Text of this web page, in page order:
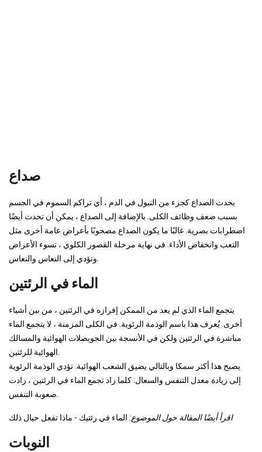
صداع
يحدث الصداع كجزء من التبول في الدم ، أي تراكم السموم في الجسم
بسبب ضعف وظائف الكلى. بالإضافة إلى الصداع ، يمكن أن تحدث أيضًا
اضطرابات بصرية. غالبًا ما يكون الصداع مصحوبًا بأعراض عامة أخرى مثل
التعب وانخفاض الأداء. في نهاية مرحلة القصور الكلوي ، تسوء الأعراض
الماء في الرئتين
يتجمع الماء الذي لم يعد من الممكن إفرازه في الرئتين ، من بين أشياء
أخرى. يُعرف هذا باسم الوذمة الرئوية. في الكلى المزمنة ، لا يتجمع الماء
مباشرة في الرئتين ولكن في الأنسجة بين الحويصلات الهوائية والمسالك
يصبح هذا أكثر سمكا وبالتالي يضيق الشعب الهوائية. تؤدي الوذمة الرئوية
إلى زيادة معدل التنفس والسعال. كلما زاد تجمع الماء في الرئتين ، زادت
اقرأ أيضًا المقالة حول الموضوع: الماء في رئتيك - ماذا تفعل حيال ذلك
النوبات